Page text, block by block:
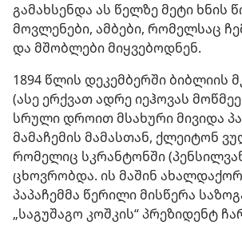
გამახსენდა ას წელზე მეტი ხნის
მოვლენები, ამბები, რომელსაც
და მშობლები მიყვებოდნენ.
1894 წლის დეკემბერში ბიბლიის
(ასე ერქვათ ადრე იეჰოვას
სრული დროით მსახური მივიდა
მამაჩემის მამასთან, ქლეიტონ
რომელიც სკრანტონში
ცხოვრობდა. ის მაშინ
პაპაჩემმა წერილი მისწერა
„საგუშაგო კოშკის“ პრეზიდენტ